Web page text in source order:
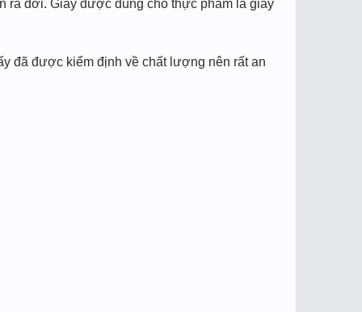
ra đời. Giấy được dùng cho thực phẩm là giấy
đã được kiểm định về chất lượng nên rất an